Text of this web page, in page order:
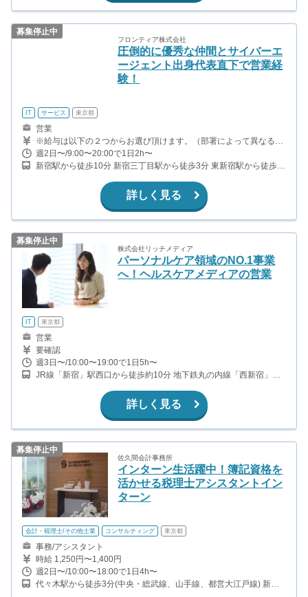
募集停止中
フロンティア株式会社
圧倒的に優秀な仲間とサイバーエ
ージェント出身代表直下で営業経
験！
IT サービス 東京都
営業
※給与は以下の２つからお選び頂けます。（部署によって異なる）
◆時給制 ◆完全成功報酬 1契約につき10,000円〜30,000円 成果を
あげるほど、1契約の単価はアップ。支給上限なし。 １ヶ月で100
万円を稼ぐ学生も！ 成長しながら結果としてお金が付いてきます
※顧問税理士がいるので税金の心配不要 成果に応じた積極的な昇格
制度があり最短1ヶ月で昇格も！ 別途インセンティブや年２回の海
外旅行等の賞与あり！ ＜福利厚生＞ 海外支援制度 授業料最大1年分
負担の特別奨学金制度 就職活動支援制度『有名企業とのコネクショ
ンあり』 会議,出張の交通費支給
週2日〜/9:00〜20:00で1日2h〜
新宿駅から徒歩10分 新宿三丁目駅から徒歩3分 東新宿駅から徒歩5
詳しく見る
募集停止中
株式会社リッチメディア
パーソナルケア領域のNO.1事業
へ！ヘルスケアメディアの営業
IT 東京都
営業
要確認
週3日〜/10:00〜19:00で1日5h〜
JR線「新宿」駅西口から徒歩約10分 地下鉄丸の内線「西新宿」駅1
詳しく見る
募集停止中
佐久間会計事務所
インターン生活躍中！簿記資格を
活かせる税理士アシスタントイン
ターン
会計・税理士/その他士業 コンサルティング 東京都
事務/アシスタント
時給 1,250円〜1,400円
週2日〜/10:00〜18:00で1日4h〜
代々木駅から徒歩3分(中央・総武線、山手線、都営大江戸線) 新宿